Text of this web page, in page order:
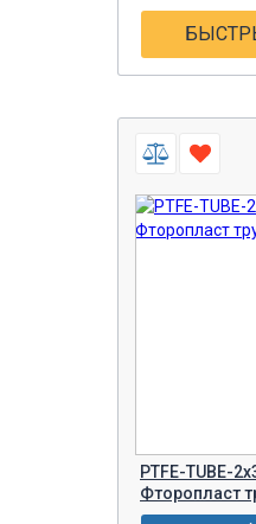
PTFE-TUBE-
Фторопласт